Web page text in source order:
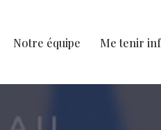
Notre équipe Me tenir